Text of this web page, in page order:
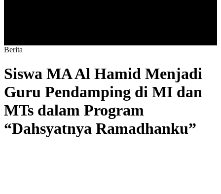
Berita
Siswa MA Al Hamid Menjadi
Guru Pendamping di MI dan
MTs dalam Program
“Dahsyatnya Ramadhanku”